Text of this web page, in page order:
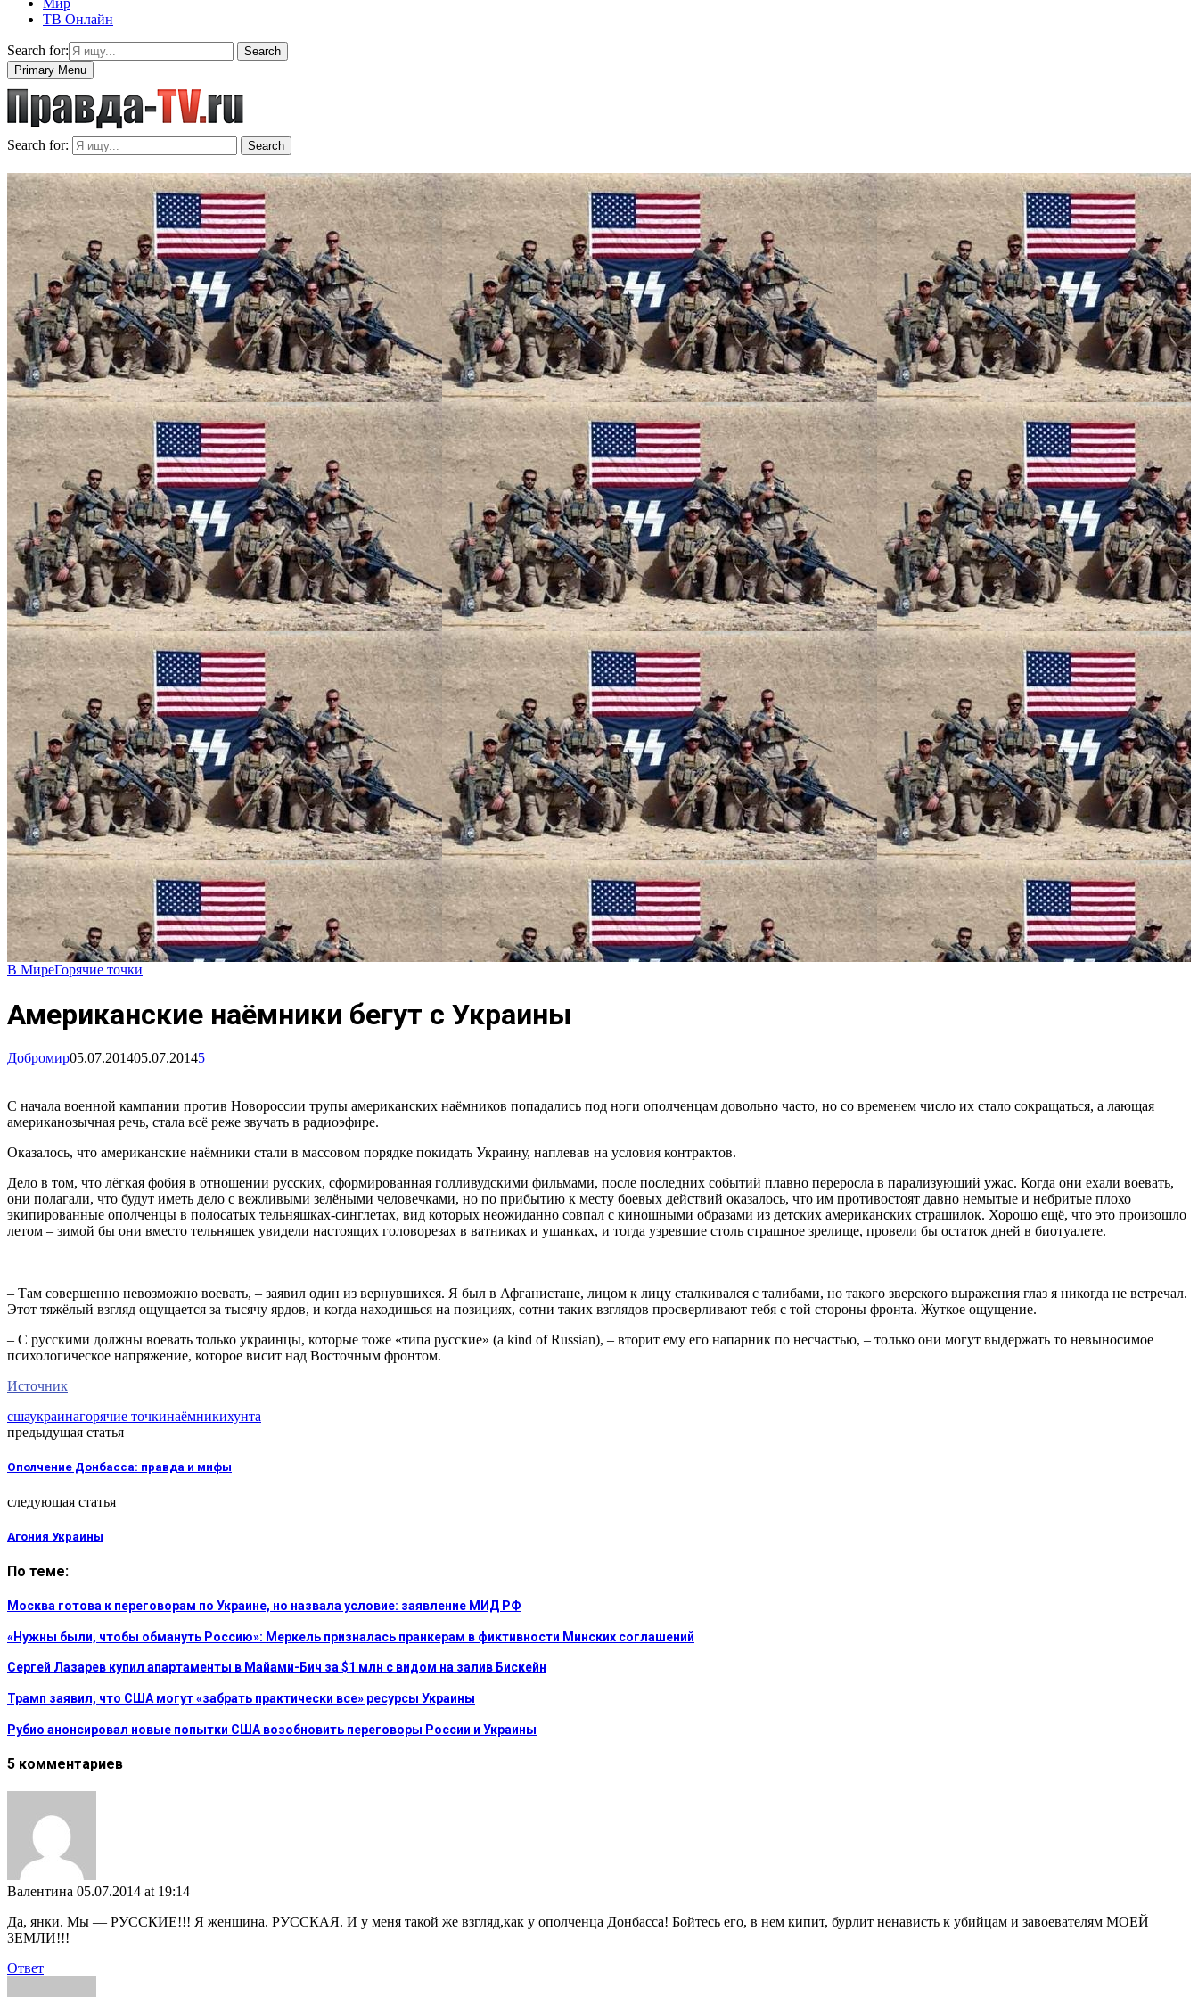
Мир
ТВ Онлайн
Search for:
Search
Primary Menu
Search for: Search
В МиреГорячие точки
Американские наёмники бегут с Украины
Добромир05.07.201405.07.20145
С начала военной кампании против Новороссии трупы американских наёмников попадались под ноги ополченцам довольно часто, но со временем число их стало сокращаться, а лающая
американозычная речь, стала всё реже звучать в радиоэфире.
Оказалось, что американские наёмники стали в массовом порядке покидать Украину, наплевав на условия контрактов.
Дело в том, что лёгкая фобия в отношении русских, сформированная голливудскими фильмами, после последних событий плавно переросла в парализующий ужас. Когда они ехали воевать,
они полагали, что будут иметь дело с вежливыми зелёными человечками, но по прибытию к месту боевых действий оказалось, что им противостоят давно немытые и небритые плохо
экипированные ополченцы в полосатых тельняшках-синглетах, вид которых неожиданно совпал с киношными образами из детских американских страшилок. Хорошо ещё, что это произошло
летом – зимой бы они вместо тельняшек увидели настоящих головорезах в ватниках и ушанках, и тогда узревшие столь страшное зрелище, провели бы остаток дней в биотуалете.
– Там совершенно невозможно воевать, – заявил один из вернувшихся. Я был в Афганистане, лицом к лицу сталкивался с талибами, но такого зверского выражения глаз я никогда не встречал.
Этот тяжёлый взгляд ощущается за тысячу ярдов, и когда находишься на позициях, сотни таких взглядов просверливают тебя с той стороны фронта. Жуткое ощущение.
– С русскими должны воевать только украинцы, которые тоже «типа русские» (a kind of Russian), – вторит ему его напарник по несчастью, – только они могут выдержать то невыносимое
психологическое напряжение, которое висит над Восточным фронтом.
Источник
сшаукраинагорячие точкинаёмникихунта
предыдущая статья
Ополчение Донбасса: правда и мифы
следующая статья
Агония Украины
По теме:
Москва готова к переговорам по Украине, но назвала условие: заявление МИД РФ
«Нужны были, чтобы обмануть Россию»: Меркель призналась пранкерам в фиктивности Минских соглашений
Сергей Лазарев купил апартаменты в Майами-Бич за $1 млн с видом на залив Бискейн
Трамп заявил, что США могут «забрать практически все» ресурсы Украины
Рубио анонсировал новые попытки США возобновить переговоры России и Украины
5 комментариев
Валентина 05.07.2014 at 19:14
Да, янки. Мы — РУССКИЕ!!! Я женщина. РУССКАЯ. И у меня такой же взгляд,как у ополченца Донбасса! Бойтесь его, в нем кипит, бурлит ненависть к убийцам и завоевателям МОЕЙ
ЗЕМЛИ!!!
Ответ